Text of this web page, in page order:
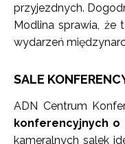
przyjezdnych.
Modlina sprawia, że
wydarzeń
SALE
ADN Centrum
konferencyjnych
kameralnych salek